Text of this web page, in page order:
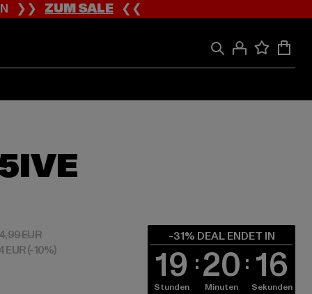
❯❯ZUM SALE❮❮
EUR
EURAktionspreis: 34,99 EUR
EUR(-10%)
-31% DEAL ENDET IN
19
Stunden 20
Minuten 15
Sekunden